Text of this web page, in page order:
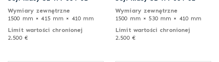
Wymiary zewnętrzne
1500 mm × 415 mm × 410 mm
Limit wartości chronionej
2.500 €
Wymiary zewnętrzne
1500 mm × 530 mm × 410 mm
Limit wartości chronionej
2.500 €